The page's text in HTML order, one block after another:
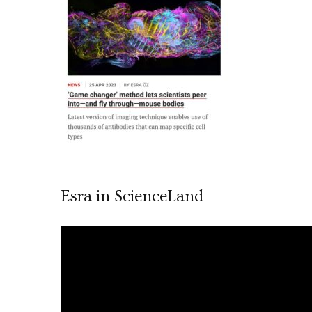
Esra in ScienceLand